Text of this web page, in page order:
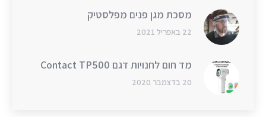
מסכת מגן פנים מפלסטיק
22 באפריל 2021
מד חום לחנויות דגם Contact TP500
20 בדצמבר 2020